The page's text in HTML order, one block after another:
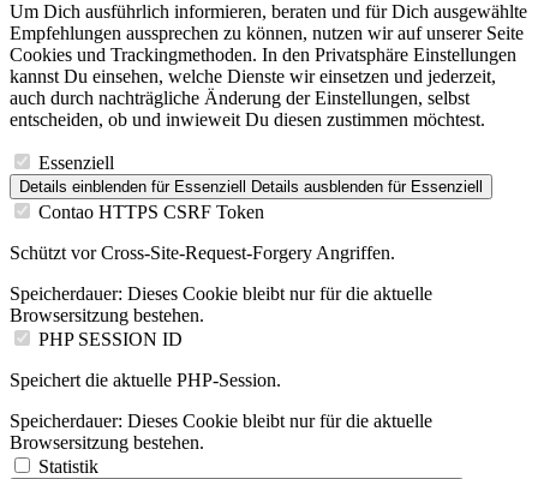
Um Dich ausführlich informieren, beraten und für Dich ausgewählte
Empfehlungen aussprechen zu können, nutzen wir auf unserer Seite
Cookies und Trackingmethoden. In den Privatsphäre Einstellungen
kannst Du einsehen, welche Dienste wir einsetzen und jederzeit,
auch durch nachträgliche Änderung der Einstellungen, selbst
entscheiden, ob und inwieweit Du diesen zustimmen möchtest.
Essenziell
Details einblenden für Essenziell Details ausblenden für Essenziell
Contao HTTPS CSRF Token
Schützt vor Cross-Site-Request-Forgery Angriffen.
Speicherdauer: Dieses Cookie bleibt nur für die aktuelle
Browsersitzung bestehen.
PHP SESSION ID
Speichert die aktuelle PHP-Session.
Speicherdauer: Dieses Cookie bleibt nur für die aktuelle
Browsersitzung bestehen.
Statistik